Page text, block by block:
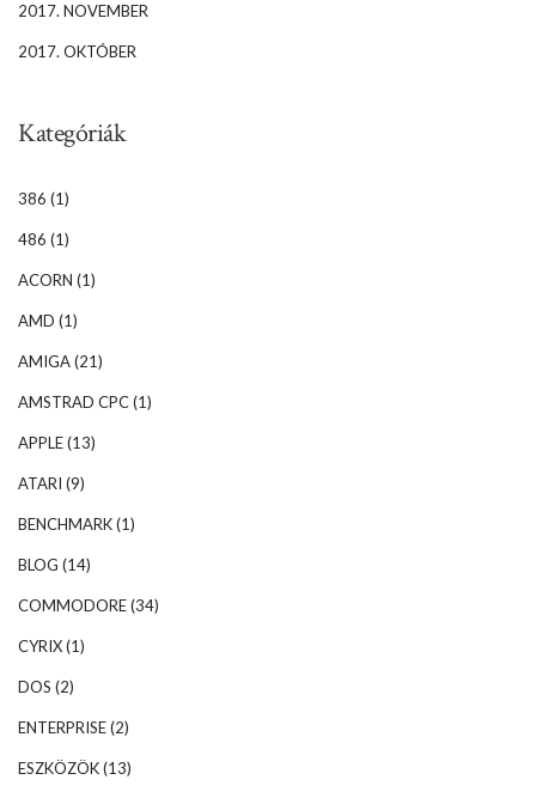
2017. NOVEMBER
2017. OKTÓBER
Kategóriák
386 (1)
486 (1)
ACORN (1)
AMD (1)
AMIGA(21)
AMSTRAD CPC(1)
APPLE(13)
ATARI (9)
BENCHMARK(1)
BLOG (14)
COMMODORE(34)
CYRIX(1)
DOS (2)
ENTERPRISE(2)
ESZKÖZÖK(13)